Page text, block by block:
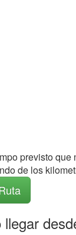
previsto
de los